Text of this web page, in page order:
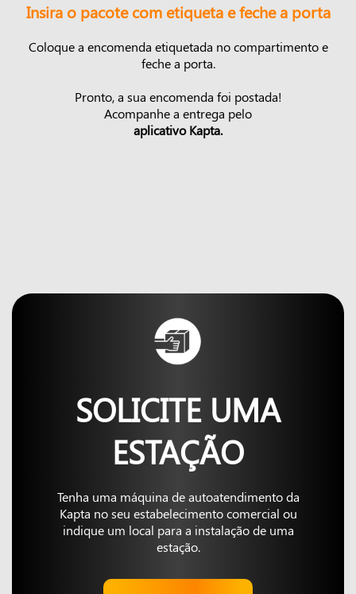
Insira o pacote com etiqueta e feche a porta
Coloque a encomenda etiquetada no compartimento e
feche a porta.
Pronto, a sua encomenda foi postada!
Acompanhe a entrega pelo
aplicativo Kapta.
SOLICITE UMA
ESTAÇÃO
Tenha uma máquina de autoatendimento da
Kapta no seu estabelecimento comercial ou
indique um local para a instalação de uma
estação.